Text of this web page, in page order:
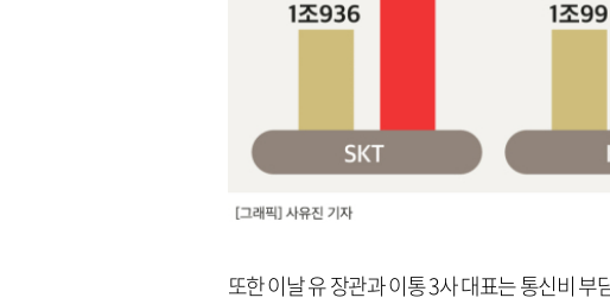
또한 이날 유 장관과 이통 3사 대표는 통신비